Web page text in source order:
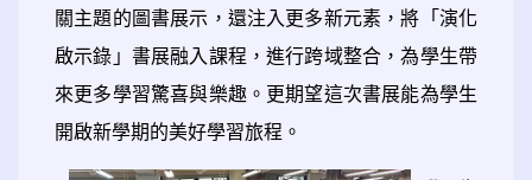
關主題的圖書展示，還注入更多新元素，將「演化
啟示錄」書展融入課程，進行跨域整合，為學生帶
來更多學習驚喜與樂趣。更期望這次書展能為學生
開啟新學期的美好學習旅程。